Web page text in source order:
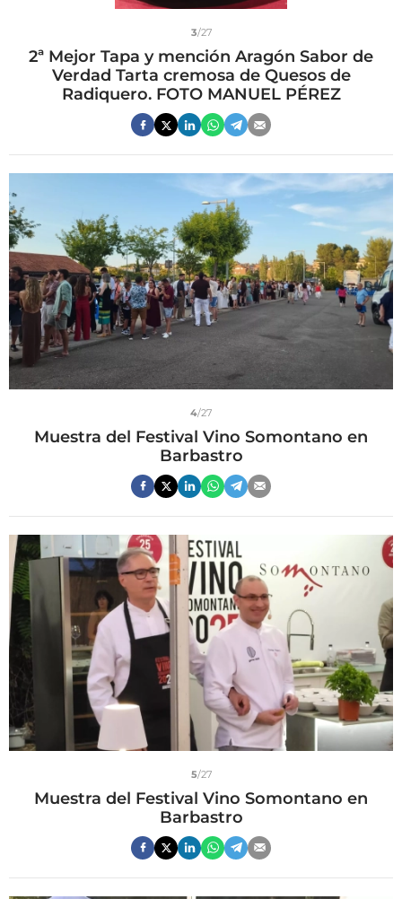
3/27
2ª Mejor Tapa y mención Aragón Sabor de
Verdad Tarta cremosa de Quesos de
Radiquero. FOTO MANUEL PÉREZ
4/27
Muestra del Festival Vino Somontano en
Barbastro
5/27
Muestra del Festival Vino Somontano en
Barbastro